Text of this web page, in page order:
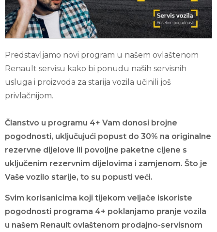
Predstavljamo novi program u našem ovlaštenom
Renault servisu kako bi ponudu naših servisnih
usluga i proizvoda za starija vozila učinili još
privlačnijom.
Članstvo u programu 4+ Vam donosi brojne
pogodnosti, uključujući popust do 30% na originalne
rezervne dijelove ili povoljne paketne cijene s
uključenim rezervnim dijelovima i zamjenom. Što je
Vaše vozilo starije, to su popusti veći.
Svim korisanicima koji tijekom veljače iskoriste
pogodnosti programa 4+ poklanjamo pranje vozila
u našem Renault ovlaštenom prodajno-servisnom